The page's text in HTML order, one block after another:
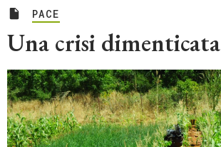
PACE
Una crisi dimenticata